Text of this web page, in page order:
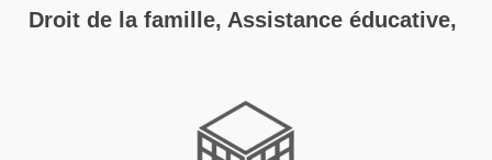
Droit de la famille, Assistance éducative,